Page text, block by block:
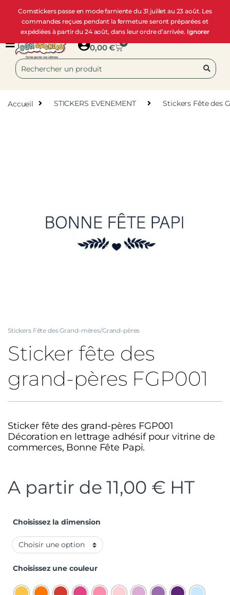
Comstickers passe en mode farniente du 31 juillet au 23 août. Les
commandes reçues pendant la fermeture seront préparées et
expédiées à partir du 24 août, dans leur ordre d’arrivée. Ignorer
0,00€
0
Accueil STICKERS EVENEMENT Stickers Fête des
Stickers Fête des Grand-mères/Grand-pères
Sticker fête des
grand-pères FGP001
Sticker fête des grand-pères FGP001
Décoration en lettrage adhésif pour vitrine de
commerces, Bonne Fête Papi.
A partir de11,00 € HT
Choisissez la dimension
Choisissez une couleur